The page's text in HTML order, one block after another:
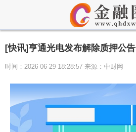
[快讯]亨通光电发布解除质押公告
时间：2026-06-29 18:28:57 来源：中财网